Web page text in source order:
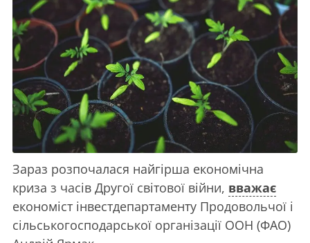
Зараз розпочалася найгірша економічна
криза з часів Другої світової війни, вважає
економіст інвестдепартаменту Продовольчої і
сільськогосподарської організації ООН (ФАО)